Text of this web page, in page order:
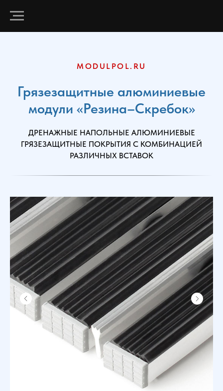
MODULPOL.RU
Грязезащитные алюминиевые
модули «Резина–Скребок»
ДРЕНАЖНЫЕ НАПОЛЬНЫЕ АЛЮМИНИЕВЫЕ
ГРЯЗЕЗАЩИТНЫЕ ПОКРЫТИЯ С КОМБИНАЦИЕЙ
РАЗЛИЧНЫХ ВСТАВОК